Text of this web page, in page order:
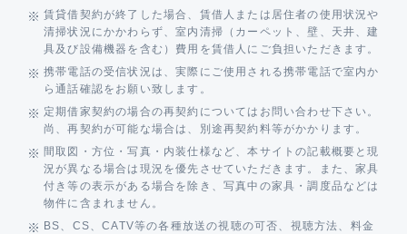
賃貸借契約が終了した場合、賃借人または居住者の使用状況や
清掃状況にかかわらず、室内清掃（カーペット、壁、天井、建
具及び設備機器を含む）費用を賃借人にご負担いただきます。
携帯電話の受信状況は、実際にご使用される携帯電話で室内か
ら通話確認をお願い致します。
定期借家契約の場合の再契約についてはお問い合わせ下さい。
尚、再契約が可能な場合は、別途再契約料等がかかります。
間取図・方位・写真・内装仕様など、本サイトの記載概要と現
況が異なる場合は現況を優先させていただきます。また、家具
付き等の表示がある場合を除き、写真中の家具・調度品などは
物件に含まれません。
BS、CS、CATV等の各種放送の視聴の可否、視聴方法、料金